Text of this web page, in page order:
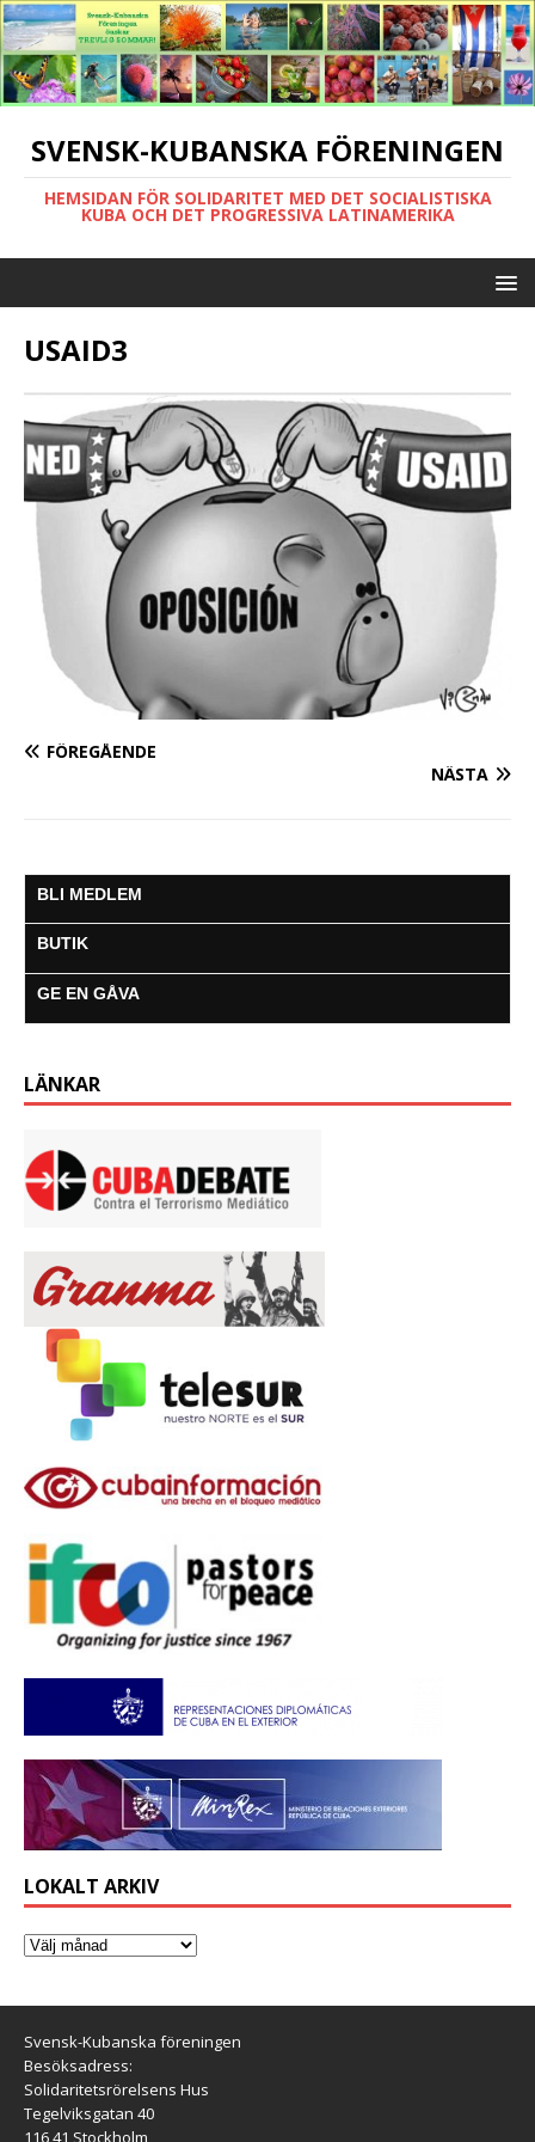
SVENSK-KUBANSKA FÖRENINGEN
HEMSIDAN FÖR SOLIDARITET MED DET SOCIALISTISKA
KUBA OCH DET PROGRESSIVA LATINAMERIKA
USAID3
FÖREGÅENDE
NÄSTA
BLI MEDLEM
BUTIK
GE EN GÅVA
LÄNKAR
LOKALT ARKIV
Svensk-Kubanska föreningen
Besöksadress:
Solidaritetsrörelsens Hus
Tegelviksgatan 40
116 41 Stockholm